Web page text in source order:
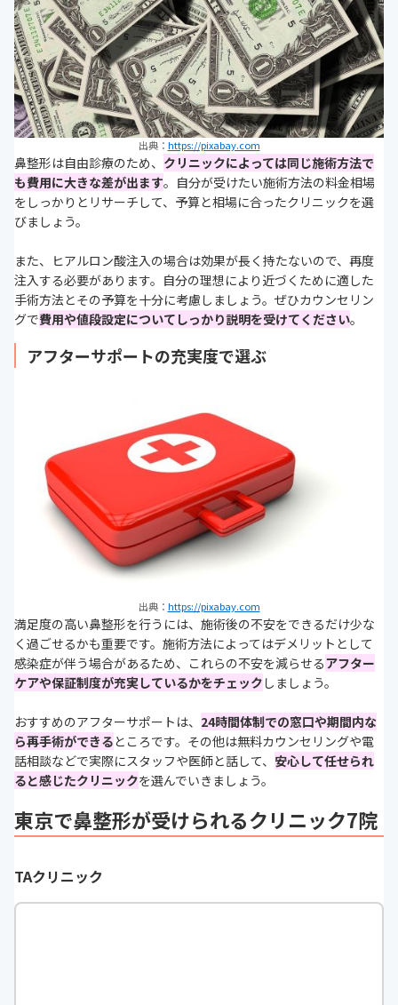
出典： https://pixabay.com
鼻整形は自由診療のため、 クリニックによっては同じ施術方法で
も費用に大きな差が出ます。自分が受けたい施術方法の料金相場
をしっかりとリサーチして、予算と相場に合ったクリニックを選
びましょう。
また、ヒアルロン酸注入の場合は効果が長く持たないので、再度
注入する必要があります。自分の理想により近づくために適した
手術方法とその予算を十分に考慮しましょう。ぜひカウンセリン
グで費用や値段設定についてしっかり説明を受けてください。
アフターサポートの充実度で選ぶ
出典： https://pixabay.com
満足度の高い鼻整形を行うには、施術後の不安をできるだけ少な
く過ごせるかも重要です。施術方法によってはデメリットとして
感染症が伴う場合があるため、これらの不安を減らせるアフター
ケアや保証制度が充実しているかをチェック しましょう。
おすすめのアフターサポートは、 24時間体制での窓口や期間内な
ら再手術ができるところです。その他は無料カウンセリングや電
話相談などで実際にスタッフや医師と話して、 安心して任せられ
ると感じたクリニックを選んでいきましょう。
東京で鼻整形が受けられるクリニック7院
TAクリニック